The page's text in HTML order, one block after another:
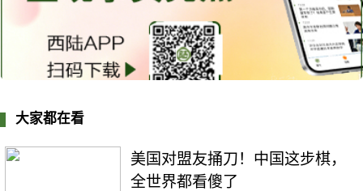
大家都在看
美国对盟友捅刀！中国这步棋，
全世界都看傻了